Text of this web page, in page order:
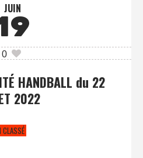
JUIN
0
HANDBALL du 22
2022
CLASSÉ